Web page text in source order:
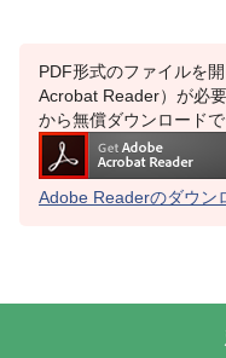
PDF形式のファイルを
Acrobat Reader）が必
から無償ダウンロードで
Adobe Readerのダウン